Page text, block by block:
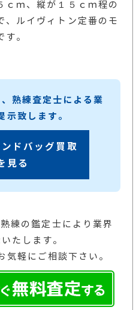
ｃｍ、縦が１５ｃｍ程の
、ルイヴィトン定番のモ
。
熟練査定士による業
示致します。
ドバッグ買取
見る
練の鑑定士により業界
たします。
軽にご相談下さい。